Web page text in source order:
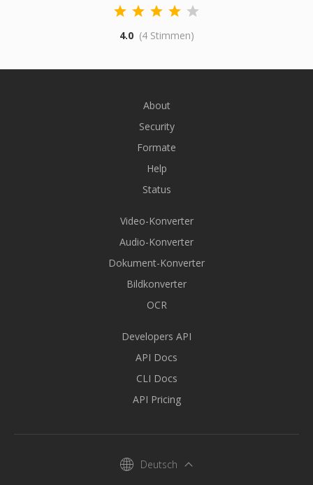
4.0 (4 Stimmen)
About
Security
Formate
Help
Status
Video-Konverter
Audio-Konverter
Dokument-Konverter
Bildkonverter
OCR
Developers API
API Docs
CLI Docs
API Pricing
Deutsch